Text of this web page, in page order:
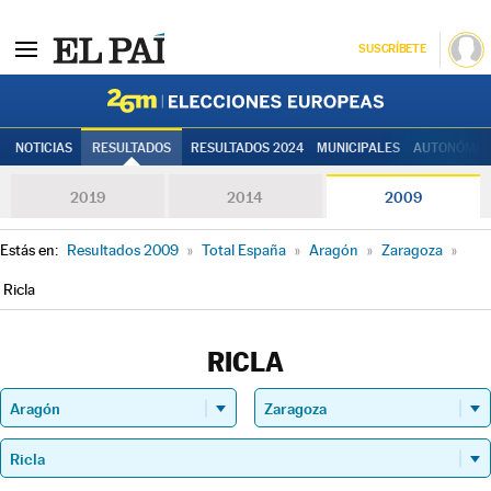
SUSCRÍBETE
NOTICIAS RESULTADOS RESULTADOS 2024 MUNICIPALES
2019 2014 2009
Estás en: Resultados 2009 » Total España » Aragón » Zaragoza »
Ricla
RICLA